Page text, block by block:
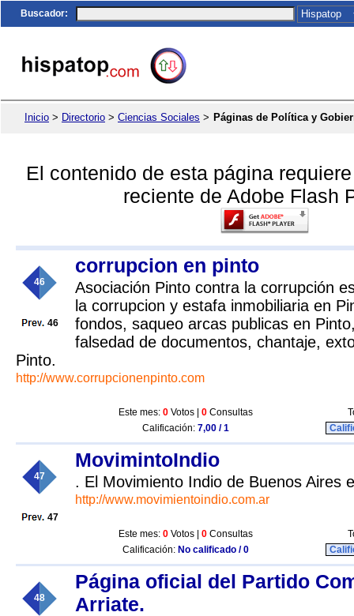
Buscador:
Inicio > Directorio > Ciencias Sociales > Páginas de Política y
El contenido de esta página
reciente de Adobe Flash
46
46
corrupcion en pinto
Asociación Pinto contra la corrupción
la corrupcion y estafa inmobiliaria en
fondos, saqueo arcas publicas en
falsedad de documentos, chantaje,
Pinto.
http://www.corrupcionenpinto.com
Este mes: 0 Votos | 0 Consultas
Calificación: 7,00 / 1
47
47
MovimintoIndio
. El Movimiento Indio de Buenos Aires
http://www.movimientoindio.com.ar
Este mes: 0 Votos | 0 Consultas
Calificación: No calificado / 0
48
Página oficial del Partido
Arriate.